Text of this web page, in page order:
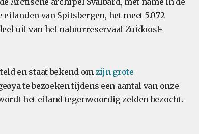
van Spitsbergen, het meet 5.072
uit van het natuurreservaat Zuidoost-
en staat bekend om zijn grote
te bezoeken tijdens een aantal van onze
het eiland tegenwoordig zelden bezocht.